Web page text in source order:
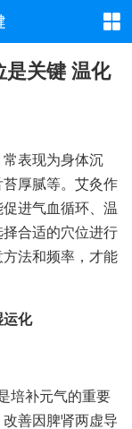
是关键 温化
表现为身体沉
厚腻等。艾灸作
进气血循环、温
合适的穴位进行
法和频率，才能
运化
培补元气的重要
善因脾肾两虚导